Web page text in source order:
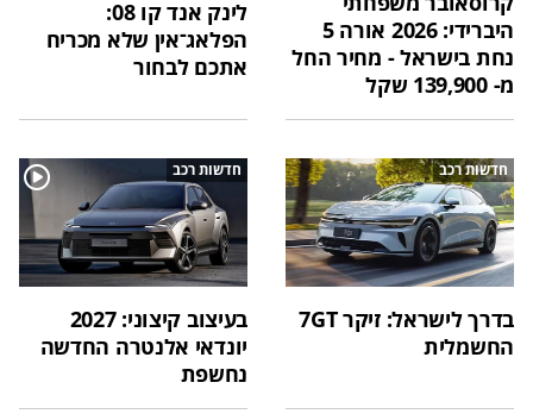
היברידי: 2026 אורה 5
נחת בישראל - מחיר החל
מ- 139,900 שקל
לינק אנד קו 08:
הפלאג־אין שלא מכריח
אתכם לבחור
חדשות רכב
בדרך לישראל: זיקר 7GT
החשמלית
חדשות רכב
בעיצוב קיצוני: 2027
יונדאי אלנטרה החדשה
נחשפת